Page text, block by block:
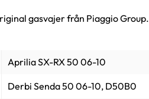
gasvajer från Piaggio Group.
Aprilia SX-RX 50 06-10
Derbi Senda 50 06-10, D50B0